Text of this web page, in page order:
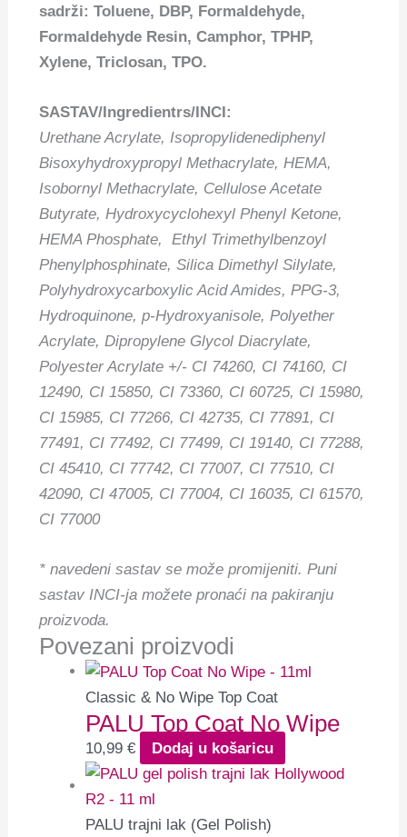
sadrži: Toluene, DBP, Formaldehyde,
Formaldehyde Resin, Camphor, TPHP,
Xylene, Triclosan, TPO.
SASTAV/Ingredientrs/INCI:
Urethane Acrylate, Isopropylidenediphenyl
Bisoxyhydroxypropyl Methacrylate, HEMA,
Isobornyl Methacrylate, Cellulose Acetate
Butyrate, Hydroxycyclohexyl Phenyl Ketone,
HEMA Phosphate, Ethyl Trimethylbenzoyl
Phenylphosphinate, Silica Dimethyl Silylate,
Polyhydroxycarboxylic Acid Amides, PPG-3,
Hydroquinone, p-Hydroxyanisole, Polyether
Acrylate, Dipropylene Glycol Diacrylate,
Polyester Acrylate +/- CI 74260, CI 74160, CI
12490, CI 15850, CI 73360, CI 60725, CI 15980,
CI 15985, CI 77266, CI 42735, CI 77891, CI
77491, CI 77492, CI 77499, CI 19140, CI 77288,
CI 45410, CI 77742, CI 77007, CI 77510, CI
42090, CI 47005, CI 77004, CI 16035, CI 61570,
CI 77000
* navedeni sastav se može promijeniti.Puni
sastav INCI-ja možete pronaći na pakiranju
proizvoda.
Povezani proizvodi
Classic & No Wipe Top Coat
PALU Top Coat No Wipe
10,99€ Dodaj u košaricu
PALU trajni lak (Gel Polish)